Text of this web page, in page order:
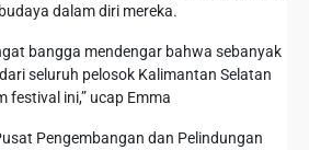
dalam diri mereka.
bangga mendengar bahwa sebanyak
seluruh pelosok Kalimantan Selatan
festival ini,” ucap Emma
Pengembangan dan Pelindungan